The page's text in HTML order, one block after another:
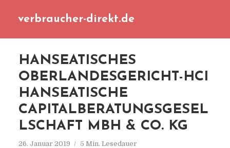
verbraucher-direkt.de
HANSEATISCHES
OBERLANDESGERICHT-HCI
HANSEATISCHE
CAPITALBERATUNGSGESEL
LSCHAFT MBH & CO. KG
26. Januar 2019 5 Min. Lesedauer